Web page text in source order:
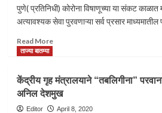
पोलिस
आयुक्तालय,खासगी
रुग्णालयाचे
निर्जंतुकीकरण
तापकीर
पुणे( प्रतिनिधी) कोरोना विषाणूच्या या संकट काळात
अत्यावश्यक सेवा पुरवणाऱ्या सर्व प्रसार माध्यमातील
Read MoreRead
पत्रकारांना
50
लाखाचा
सुरक्षा
ताज्या बातम्या
केंद्रीय गृह मंत्रालयाने “तबलिगीना”
अनिल देशमुख
Editor April 8, 2020